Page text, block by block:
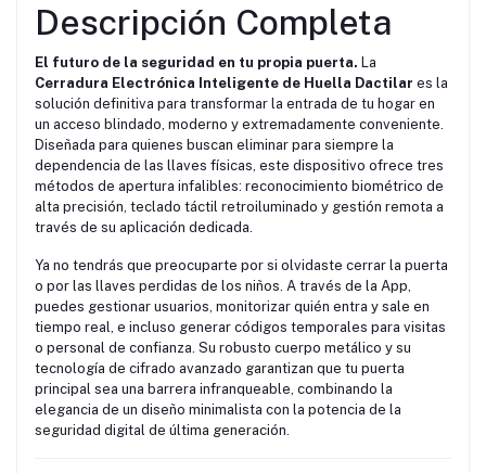
Descripción Completa
El futuro de la seguridad en tu propia puerta. La
Cerradura Electrónica Inteligente de Huella Dactilar es la
solución definitiva para transformar la entrada de tu hogar en
un acceso blindado, moderno y extremadamente conveniente.
Diseñada para quienes buscan eliminar para siempre la
dependencia de las llaves físicas, este dispositivo ofrece tres
métodos de apertura infalibles: reconocimiento biométrico de
alta precisión, teclado táctil retroiluminado y gestión remota a
través de su aplicación dedicada.
Ya no tendrás que preocuparte por si olvidaste cerrar la puerta
o por las llaves perdidas de los niños. A través de la App,
puedes gestionar usuarios, monitorizar quién entra y sale en
tiempo real, e incluso generar códigos temporales para visitas
o personal de confianza. Su robusto cuerpo metálico y su
tecnología de cifrado avanzado garantizan que tu puerta
principal sea una barrera infranqueable, combinando la
elegancia de un diseño minimalista con la potencia de la
seguridad digital de última generación.